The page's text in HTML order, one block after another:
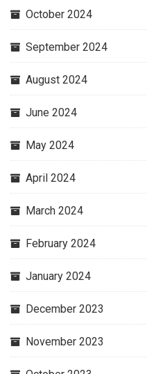
October 2024
September 2024
August 2024
June 2024
May 2024
April 2024
March 2024
February 2024
January 2024
December 2023
November 2023